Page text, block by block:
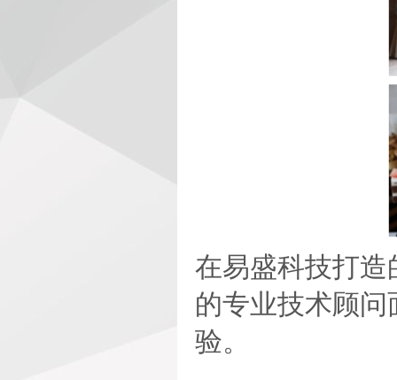
在易盛科技打
的专业技术顾
验。